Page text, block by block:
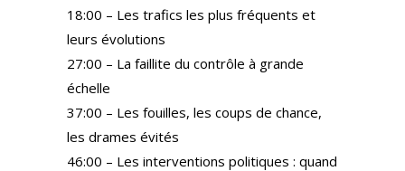
18:00 – Les trafics les plus fréquents et
leurs évolutions
27:00 – La faillite du contrôle à grande
échelle
37:00 – Les fouilles, les coups de chance,
les drames évités
46:00 – Les interventions politiques : quand